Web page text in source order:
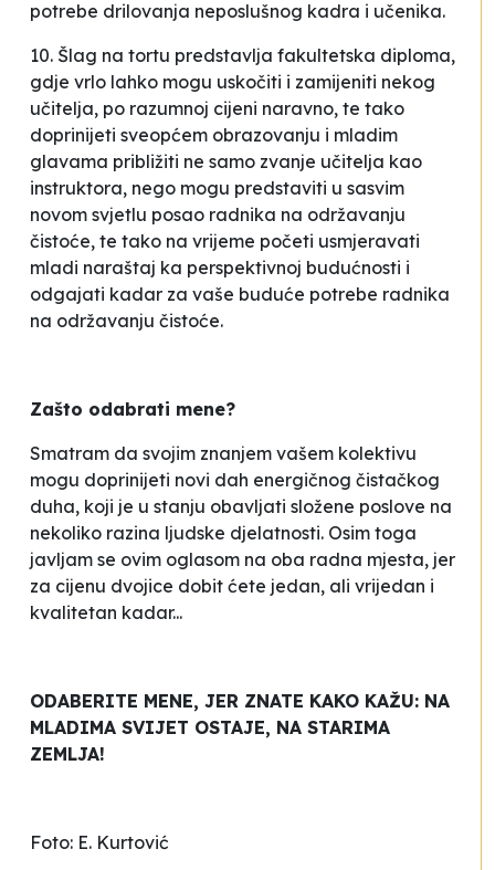
potrebe drilovanja neposlušnog kadra i učenika.
10. Šlag na tortu predstavlja fakultetska diploma,
gdje vrlo lahko mogu uskočiti i zamijeniti nekog
učitelja, po razumnoj cijeni naravno, te tako
doprinijeti sveopćem obrazovanju i mladim
glavama približiti ne samo zvanje učitelja kao
instruktora, nego mogu predstaviti u sasvim
novom svjetlu posao radnika na održavanju
čistoće, te tako na vrijeme početi usmjeravati
mladi naraštaj ka perspektivnoj budućnosti i
odgajati kadar za vaše buduće potrebe radnika
na održavanju čistoće.
Zašto odabrati mene?
Smatram da svojim znanjem vašem kolektivu
mogu doprinijeti novi dah energičnog čistačkog
duha, koji je u stanju obavljati složene poslove na
nekoliko razina ljudske djelatnosti. Osim toga
javljam se ovim oglasom na oba radna mjesta, jer
za cijenu dvojice dobit ćete jedan, ali vrijedan i
kvalitetan kadar...
ODABERITE MENE, JER ZNATE KAKO KAŽU: NA
MLADIMA SVIJET OSTAJE, NA STARIMA
ZEMLJA!
Foto: E. Kurtović